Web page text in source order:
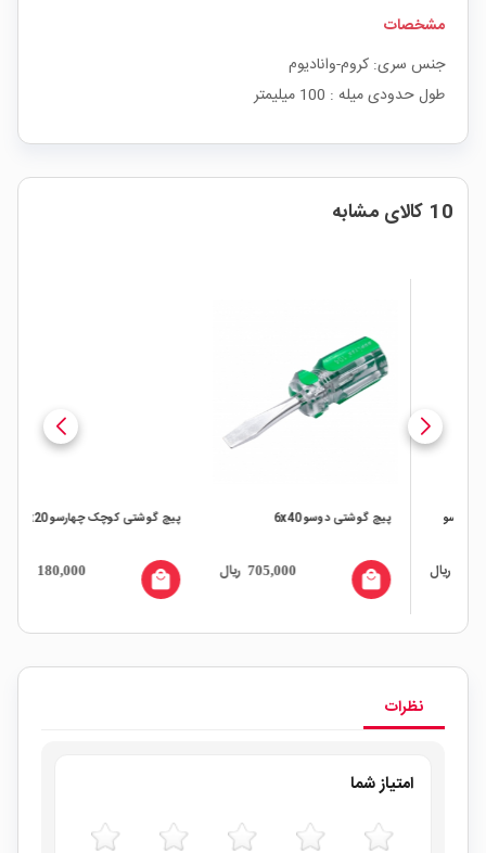
مشخصات
جنس سری: کروم-وانادیوم
طول حدودی میله : 100 میلیمتر
10 کالای مشابه
پیچ گوشتی دوسو 6x40
705,000 ریال
پیچ گوشتی کوچک چهارسو 2x20
180,000 ریال
نظرات
امتیاز شما